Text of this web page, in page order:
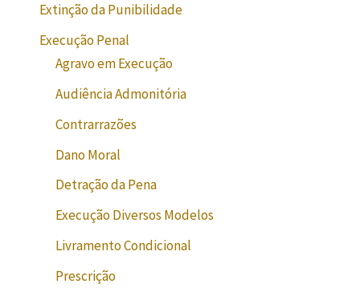
Extinção da Punibilidade
Execução Penal
Agravo em Execução
Audiência Admonitória
Contrarrazões
Dano Moral
Detração da Pena
Execução Diversos Modelos
Livramento Condicional
Prescrição